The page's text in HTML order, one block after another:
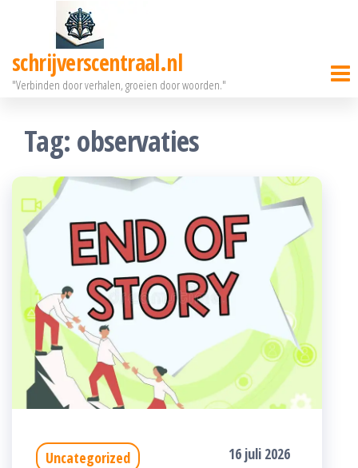
deschrijverscentraal.nl
"Verbinden door verhalen, groeien door woorden."
Tag: observaties
Uncategorized 16 juli 2026